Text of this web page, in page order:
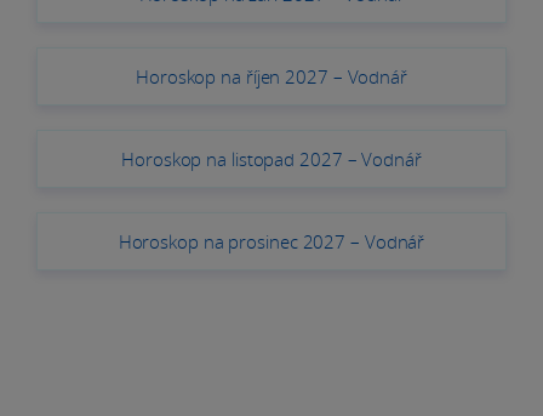
Horoskop na říjen 2027 – Vodnář
Horoskop na listopad 2027 – Vodnář
Horoskop na prosinec 2027 – Vodnář